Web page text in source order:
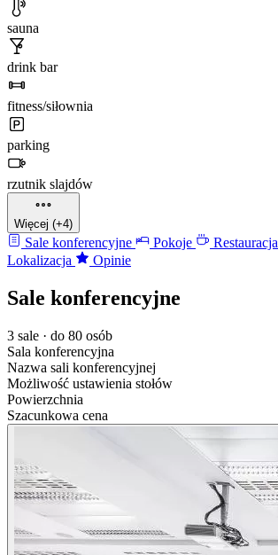
sauna
drink bar
fitness/siłownia
parking
rzutnik slajdów
Więcej (+4)
Sale konferencyjne Pokoje Restauracja
Lokalizacja
Opinie
Sale konferencyjne
3 sale · do 80 osób
Sala konferencyjna
Nazwa sali konferencyjnej
Możliwość ustawienia stołów
Powierzchnia
Szacunkowa cena